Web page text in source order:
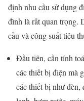
định nhu cầu sử dụng
đình là rất quan trọng.
cầu và công suất tiêu
Đầu tiên, cần tính
các thiết bị điện mà
các thiết bị như